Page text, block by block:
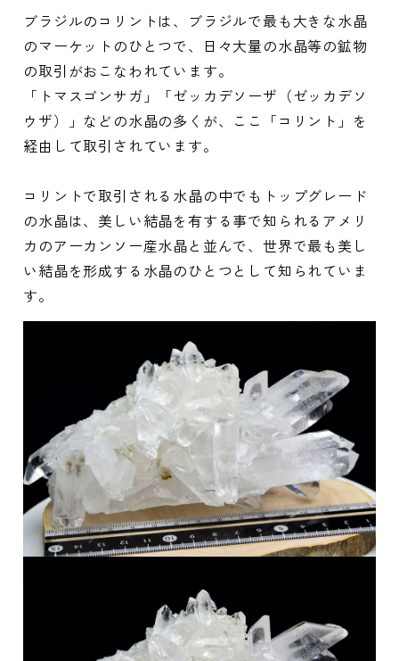
ブラジルのコリントは、ブラジルで最も大きな水晶
のマーケットのひとつで、日々大量の水晶等の鉱物
の取引がおこなわれています。
「トマスゴンサガ」「ゼッカデソーザ（ゼッカデソ
ウザ）」などの水晶の多くが、ここ「コリント」を
経由して取引されています。
コリントで取引される水晶の中でもトップグレード
の水晶は、美しい結晶を有する事で知られるアメリ
カのアーカンソー産水晶と並んで、世界で最も美し
い結晶を形成する水晶のひとつとして知られていま
す。